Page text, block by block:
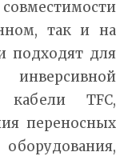
так и на
подходят для
инверсивной
TFC,
переносных